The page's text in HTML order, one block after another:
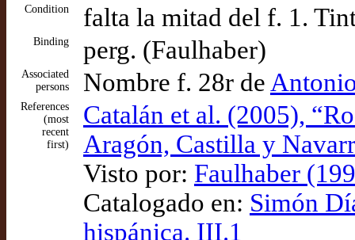
Condition falta la mitad del f. 1.
Binding perg. (Faulhaber)
Associated
persons
Nombre f. 28r de
References
(most
recent
first)
Catalán et al. (2005),
Aragón, Castilla y
Visto por: Faulhaber
Catalogado en: Simón
hispánica. III.1